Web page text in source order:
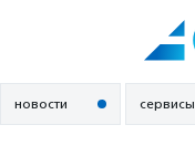
новости сервисы